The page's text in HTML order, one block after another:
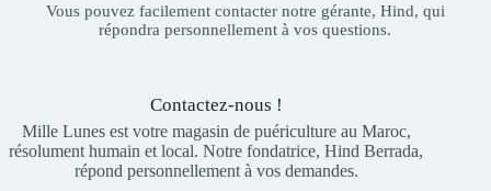
Vous pouvez facilement contacter notre gérante, Hind, qui
répondra personnellement à vos questions.
Contactez-nous !
Mille Lunes est votre magasin de puériculture au Maroc,
résolument humain et local. Notre fondatrice, Hind Berrada,
répond personnellement à vos demandes.